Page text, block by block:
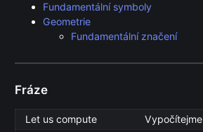
Fundamentální symboly
Geometrie
Fundamentální značení
Fráze
Let us compute
Vypočítejme